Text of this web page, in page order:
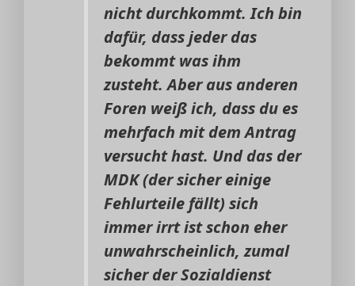
nicht durchkommt. Ich bin
dafür, dass jeder das
bekommt was ihm
zusteht. Aber aus anderen
Foren weiß ich, dass du es
mehrfach mit dem Antrag
versucht hast. Und das der
MDK (der sicher einige
Fehlurteile fällt) sich
immer irrt ist schon eher
unwahrscheinlich, zumal
sicher der Sozialdienst